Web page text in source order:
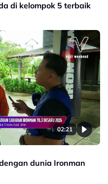
di kelompok 5 terbaik
02:21
dunia Ironman